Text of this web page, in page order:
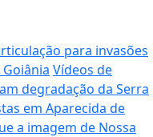
para invasões
Vídeos de
degradação da Serra
em Aparecida de
a imagem de Nossa